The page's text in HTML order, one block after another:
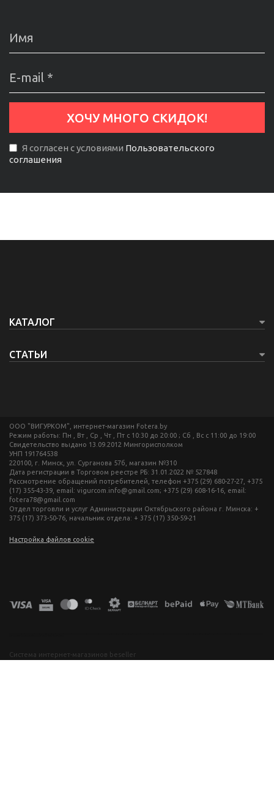
Я согласен с условиями Пользовательского
соглашения
КАТАЛОГ
СТАТЬИ
ООО "ВИГУРКОМ", интернет-магазин Fotera.by
Режим работы: Пн , Вт , Ср , Чт , Пт c 10:30 до 20:00 ; Сб , Вс c 11:00 до 19:00
Свидетельство выдано 13.09.2012 Мингорисполком
УНП 191764538
220100, г. Минск, ул. Сурганова 57б, магазин №310
Дата регистрации в Торговом реестре РБ: 31.01.2022 № 527848
Рассмотрение обращений потребителей, телефон +375 (29) 680-27-27, +375
(17) 355-43-39, email: vigurcom.info@gmail.com; +375 (29) 608-16-16, email:
fotera78@gmail.com
Отдел торговли и услуг Администрации Октябрьского района г. Минска: +
375 (17) 373-50-76, начальник отдела: + 375 (17) 350-59-21
Настройка файлов cookie
Система интернет-магазинов beseller